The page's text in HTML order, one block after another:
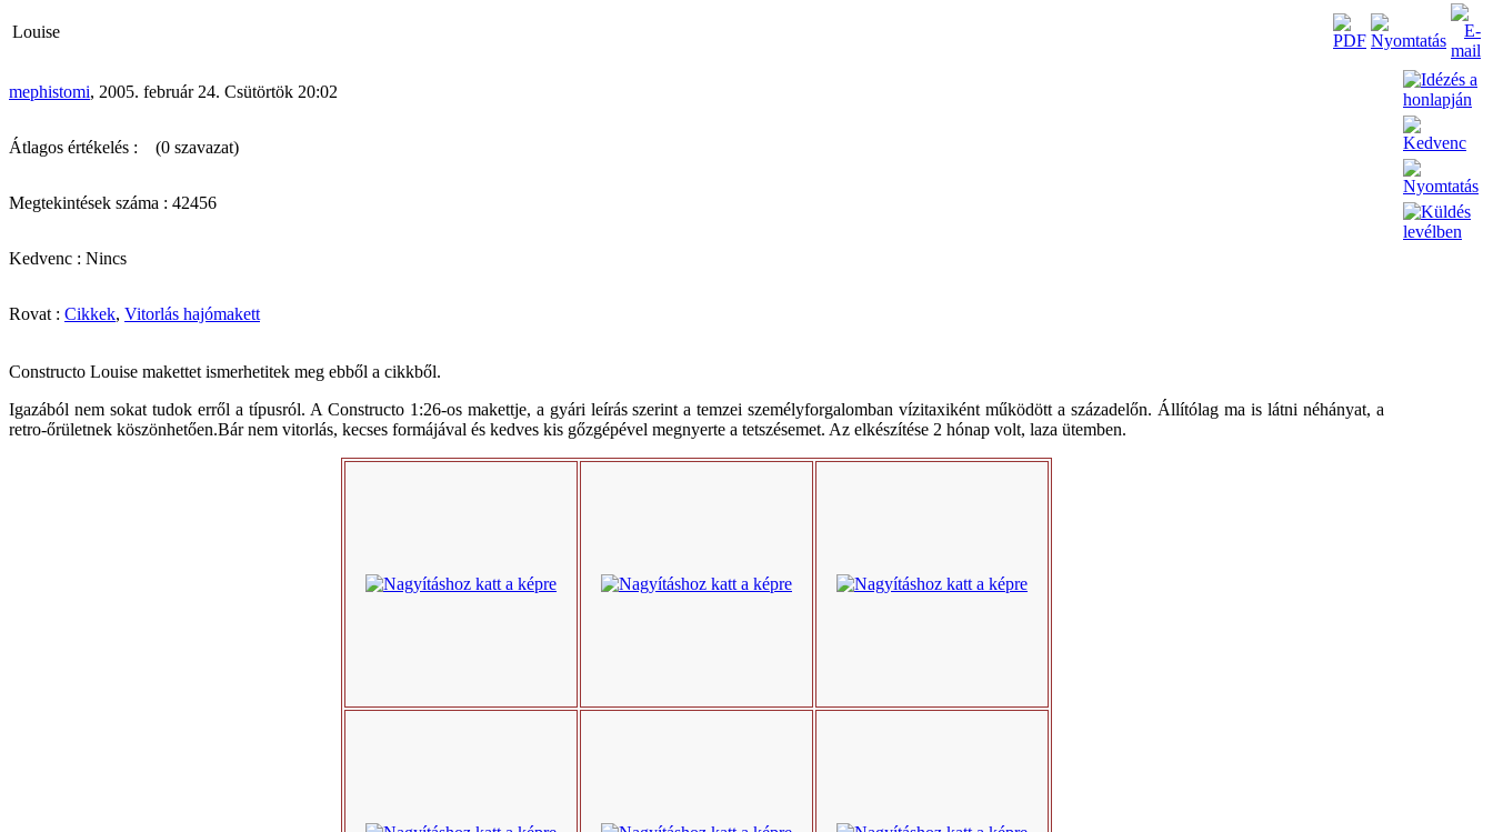
Louise
mephistomi, 2005. február 24. Csütörtök 20:02
Átlagos értékelés : (0 szavazat)
Megtekintések száma : 42456
Kedvenc : Nincs
Rovat : Cikkek, Vitorlás hajómakett
Constructo Louise makettet ismerhetitek meg ebből a cikkből.
Igazából nem sokat tudok erről a típusról. A Constructo 1:26-os makettje, a gyári leírás szerint a temzei személyforgalomban vízitaxiként működött a századelőn. Állítólag ma is látni néhányat, a
retro-őrületnek köszönhetően.Bár nem vitorlás, kecses formájával és kedves kis gőzgépével megnyerte a tetszésemet. Az elkészítése 2 hónap volt, laza ütemben.